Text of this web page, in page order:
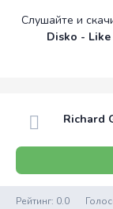
Слушайте и
Disko -
Richard
Рейтинг: 0.0